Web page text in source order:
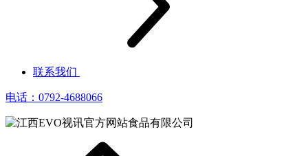
联系我们
电话：0792-4688066